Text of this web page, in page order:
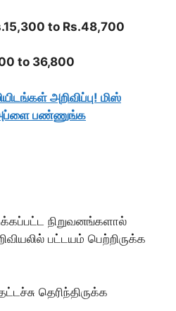
to Rs.48,700
to 36,800
அறிவிப்பு! மிஸ்
பண்ணுங்க
நிறுவனங்களால்
பட்டயம் பெற்றிருக்க
தெரிந்திருக்க